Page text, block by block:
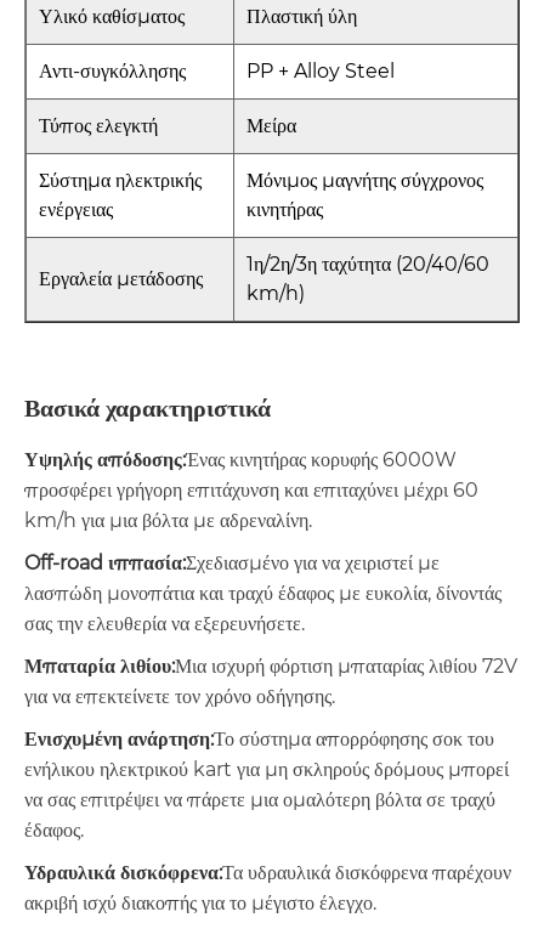
Υλικό καθίσματος Πλαστική ύλη
Αντι-συγκόλλησης PP + Alloy Steel
Τύπος ελεγκτή Μείρα
Σύστημα ηλεκτρικής
ενέργειας
Μόνιμος μαγνήτης σύγχρονος
κινητήρας
Εργαλεία μετάδοσης
1η/2η/3η ταχύτητα (20/40/60
km/h)
Βασικά χαρακτηριστικά
Υψηλής απόδοσης:Ένας κινητήρας κορυφής 6000W
προσφέρει γρήγορη επιτάχυνση και επιταχύνει μέχρι 60
km/h για μια βόλτα με αδρεναλίνη.
Off-road ιππασία:Σχεδιασμένο για να χειριστεί με
λασπώδη μονοπάτια και τραχύ έδαφος με ευκολία, δίνοντάς
σας την ελευθερία να εξερευνήσετε.
Μπαταρία λιθίου:Μια ισχυρή φόρτιση μπαταρίας λιθίου 72V
για να επεκτείνετε τον χρόνο οδήγησης.
Ενισχυμένη ανάρτηση:Το σύστημα απορρόφησης σοκ του
ενήλικου ηλεκτρικού kart για μη σκληρούς δρόμους μπορεί
να σας επιτρέψει να πάρετε μια ομαλότερη βόλτα σε τραχύ
έδαφος.
Υδραυλικά δισκόφρενα:Τα υδραυλικά δισκόφρενα παρέχουν
ακριβή ισχύ διακοπής για το μέγιστο έλεγχο.